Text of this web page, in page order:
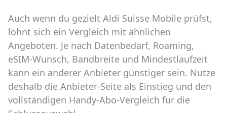
Auch wenn du gezielt Aldi Suisse Mobile prüfst,
lohnt sich ein Vergleich mit ähnlichen
Angeboten. Je nach Datenbedarf, Roaming,
eSIM-Wunsch, Bandbreite und Mindestlaufzeit
kann ein anderer Anbieter günstiger sein. Nutze
deshalb die Anbieter-Seite als Einstieg und den
vollständigen Handy-Abo-Vergleich für die